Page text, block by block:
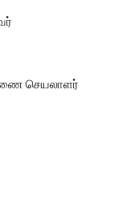
செயலாளர்